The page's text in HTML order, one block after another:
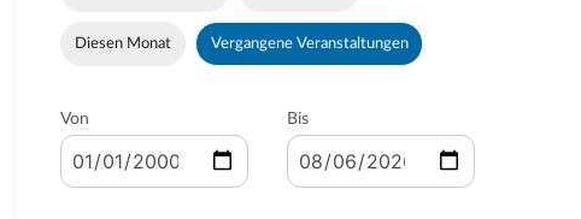
Diesen Monat Vergangene Veranstaltungen
Von Bis